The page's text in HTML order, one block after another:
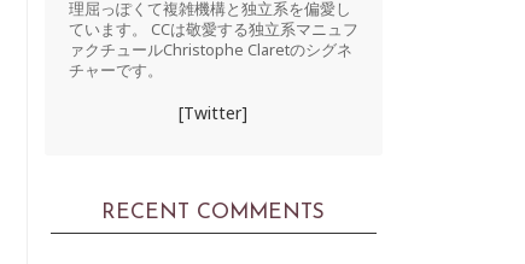
理屈っぽくて複雑機構と独立系を偏愛し
ています。 CCは敬愛する独立系マニュフ
ァクチュールChristophe Claretのシグネ
チャーです。
[Twitter]
RECENT COMMENTS